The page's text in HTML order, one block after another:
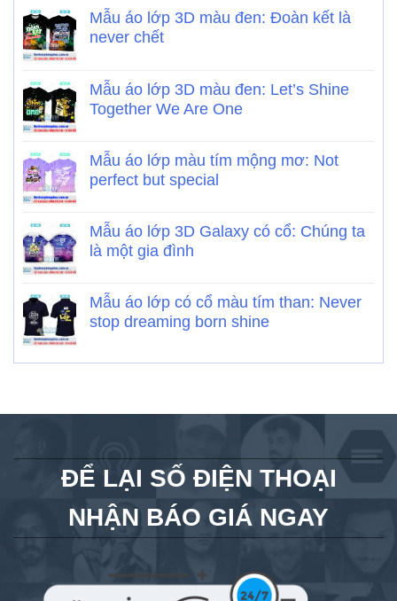
Mẫu áo lớp 3D màu đen: Đoàn kết là
never chết
Mẫu áo lớp 3D màu đen: Let’s Shine
Together We Are One
Mẫu áo lớp màu tím mộng mơ: Not
perfect but special
Mẫu áo lớp 3D Galaxy có cổ: Chúng ta
là một gia đình
Mẫu áo lớp có cổ màu tím than: Never
stop dreaming born shine
ĐỂ LẠI SỐ ĐIỆN THOẠI
NHẬN BÁO GIÁ NGAY